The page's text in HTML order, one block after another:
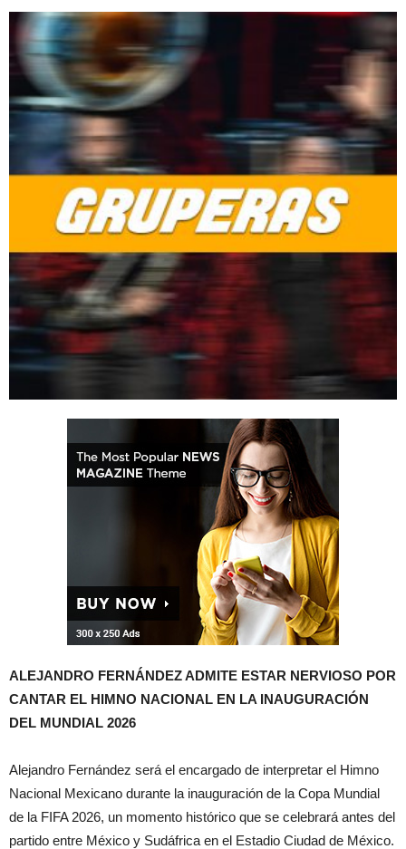
ALEJANDRO FERNÁNDEZ ADMITE ESTAR NERVIOSO POR
CANTAR EL HIMNO NACIONAL EN LA INAUGURACIÓN
DEL MUNDIAL 2026
Alejandro Fernández será el encargado de interpretar el Himno
Nacional Mexicano durante la inauguración de la Copa Mundial
de la FIFA 2026, un momento histórico que se celebrará antes del
partido entre México y Sudáfrica en el Estadio Ciudad de México.